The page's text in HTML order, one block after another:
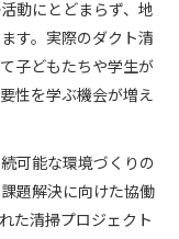
動にとどまらず、地
す。実際のダクト清
子どもたちや学生が
性を学ぶ機会が増え
可能な環境づくりの
題解決に向けた協働
た清掃プロジェクト